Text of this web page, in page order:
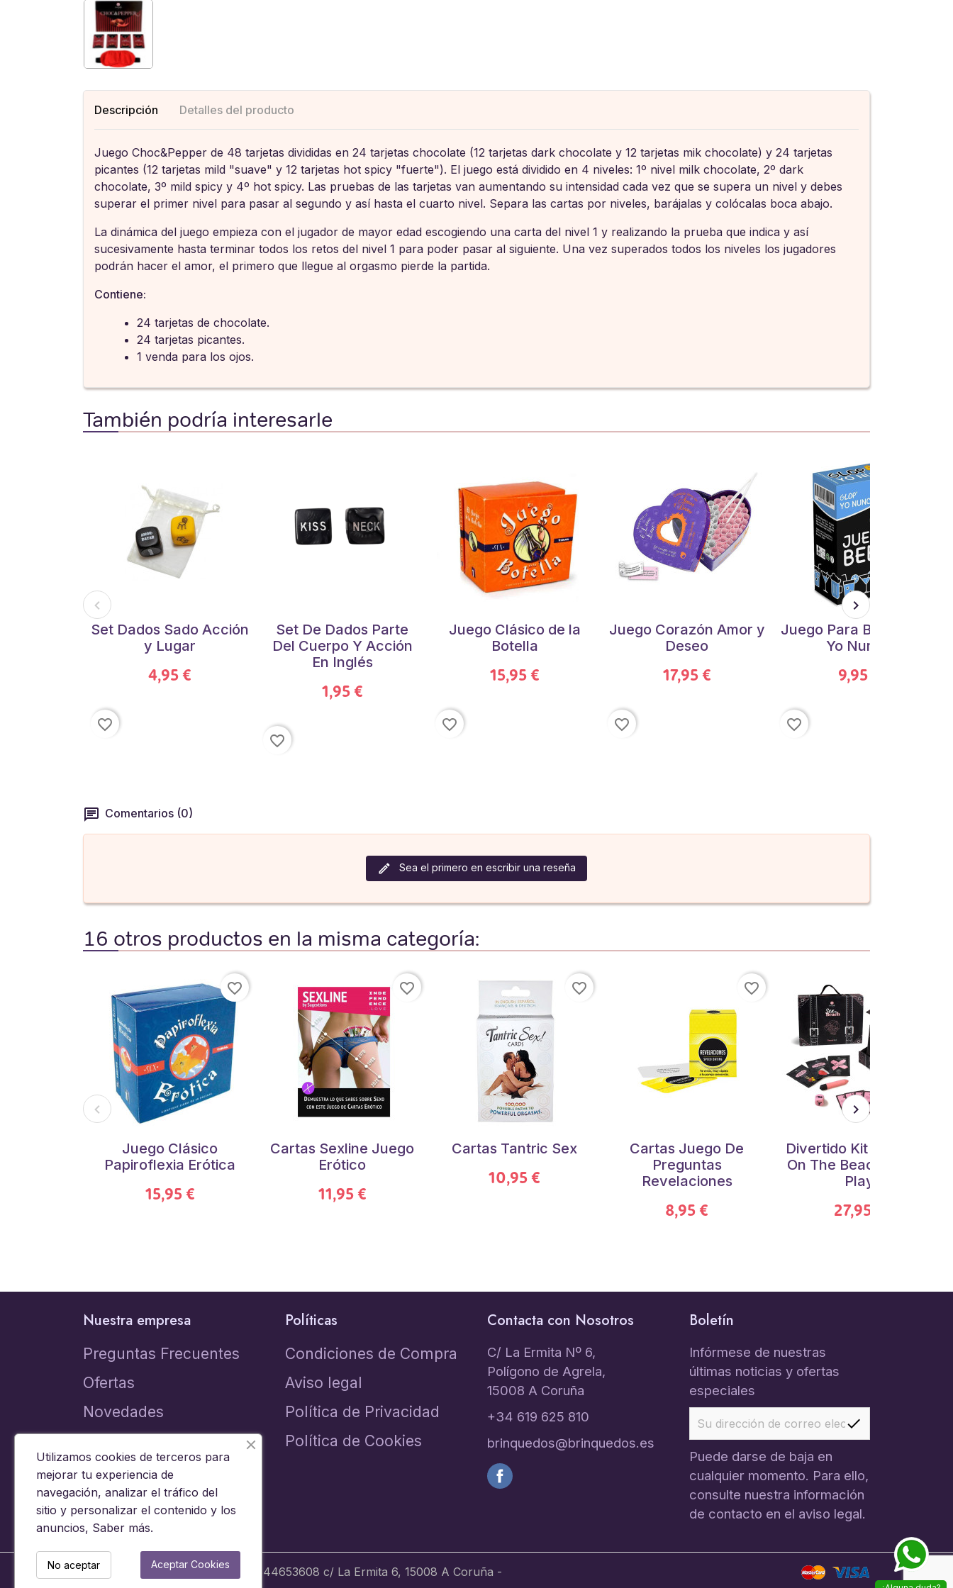
Descripción Detalles del producto
Juego Choc&Pepper de 48 tarjetas divididas en 24 tarjetas chocolate (12 tarjetas dark chocolate y 12 tarjetas mik chocolate) y 24 tarjetas
picantes (12 tarjetas mild "suave" y 12 tarjetas hot spicy "fuerte"). El juego está dividido en 4 niveles: 1º nivel milk chocolate, 2º dark
chocolate, 3º mild spicy y 4º hot spicy. Las pruebas de las tarjetas van aumentando su intensidad cada vez que se supera un nivel y debes
superar el primer nivel para pasar al segundo y así hasta el cuarto nivel. Separa las cartas por niveles, barájalas y colócalas boca abajo.
La dinámica del juego empieza con el jugador de mayor edad escogiendo una carta del nivel 1 y realizando la prueba que indica y así
sucesivamente hasta terminar todos los retos del nivel 1 para poder pasar al siguiente. Una vez superados todos los niveles los jugadores
podrán hacer el amor, el primero que llegue al orgasmo pierde la partida.
Contiene:
24 tarjetas de chocolate.
24 tarjetas picantes.
1 venda para los ojos.
También podría interesarle
Set Dados Sado Acción
y Lugar
4,95 €
favorite_border
Set De Dados Parte
Del Cuerpo Y Acción
En Inglés
1,95 €
favorite_border
Juego Clásico de la
Botella
15,95 €
favorite_border
Juego Corazón Amor y
Deseo
17,95 €
favorite_border
Juego Para Beber Glop
Yo Nunca
9,95 €
favorite_border
Comentarios (0)
Sea el primero en escribir una reseña
16 otros productos en la misma categoría:
Juego Clásico
Papiroflexia Erótica
15,95 €
favorite_border
Cartas Sexline Juego
Erótico
11,95 €
favorite_border
Cartas Tantric Sex
10,95 €
favorite_border
Cartas Juego De
Preguntas
Revelaciones
8,95 €
favorite_border
Divertido Kit Viaje Sex
On The Beach Secret
Play
27,95 €
Nuestra empresa
Preguntas Frecuentes
Ofertas
Novedades
Contacta con nosotros
Políticas
Condiciones de Compra
Aviso legal
Política de Privacidad
Política de Cookies
Contacta con Nosotros
C/ La Ermita Nº 6,
Polígono de Agrela,
15008 A Coruña
+34 619 625 810
brinquedos@brinquedos.es
Boletín
Infórmese de nuestras
últimas noticias y ofertas
especiales
Puede darse de baja en
cualquier momento. Para ello,
consulte nuestra información
de contacto en el aviso legal.
© 2024 - Brinquedos 15008 SL B44653608 c/ La Ermita 6, 15008 A Coruña -
Utilizamos cookies de terceros para
mejorar tu experiencia de
navegación, analizar el tráfico del
sitio y personalizar el contenido y los
anuncios, Saber más.
Aceptar Cookies
No aceptar